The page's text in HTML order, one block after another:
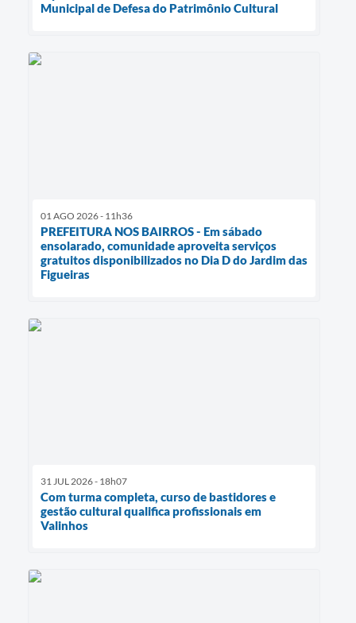
Municipal de Defesa do Patrimônio Cultural
01 AGO 2026 - 11h36
PREFEITURA NOS BAIRROS - Em sábado
ensolarado, comunidade aproveita serviços
gratuitos disponibilizados no Dia D do Jardim das
Figueiras
31 JUL 2026 - 18h07
Com turma completa, curso de bastidores e
gestão cultural qualifica profissionais em
Valinhos